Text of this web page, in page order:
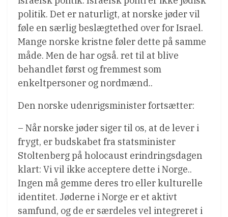
politik. Det er naturligt, at norske jøder vil
føle en særlig beslægtethed over for Israel.
Mange norske kristne føler dette på samme
måde. Men de har også. ret til at blive
behandlet først og fremmest som
enkeltpersoner og nordmænd..
Den norske udenrigsminister fortsætter:
– Når norske jøder siger til os, at de lever i
frygt, er budskabet fra statsminister
Stoltenberg på holocaust erindringsdagen
klart: Vi vil ikke acceptere dette i Norge..
Ingen må gemme deres tro eller kulturelle
identitet. Jøderne i Norge er et aktivt
samfund, og de er særdeles vel integreret i